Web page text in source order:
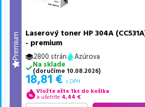
Premium
Laserový toner HP 304A
- premium
2800 strán
Azúrova
Na sklade
(doručíme 10.08.2026)
18,81 € s DPH
Vložte ešte 1ks do košíka
a ušetríte 4,44 €